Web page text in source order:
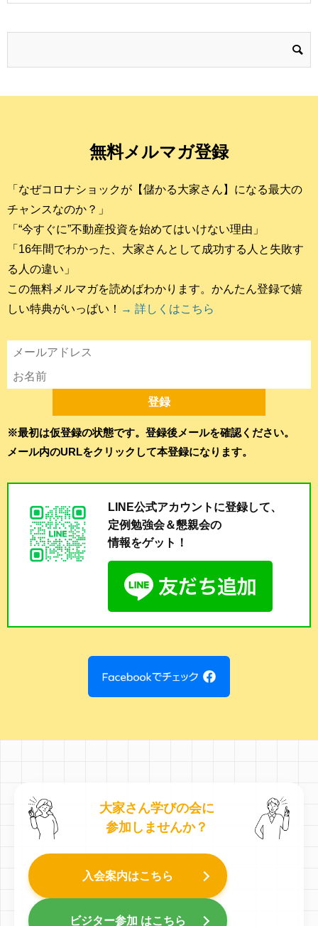
無料メルマガ登録
「なぜコロナショックが【儲かる大家さん】になる最大の
チャンスなのか？」
「“今すぐに”不動産投資を始めてはいけない理由」
「16年間でわかった、大家さんとして成功する人と失敗す
る人の違い」
この無料メルマガを読めばわかります。かんたん登録で嬉
しい特典がいっぱい！ → 詳しくはこちら
※最初は仮登録の状態です。登録後メールを確認ください。
メール内のURLをクリックして本登録になります。
LINE公式アカウントに登録して、
定例勉強会＆懇親会の
情報をゲット！
大家さん学びの会に
参加しませんか？
入会案内はこちら
ビジター参加 はこちら